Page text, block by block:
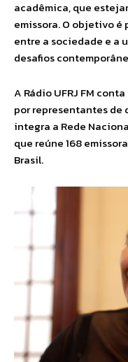
acadêmica, que
emissora. O objetivo é
entre a sociedade e a
desafios
A Rádio UFRJ FM
por representantes de
integra a Rede
que reúne 168
Brasil.